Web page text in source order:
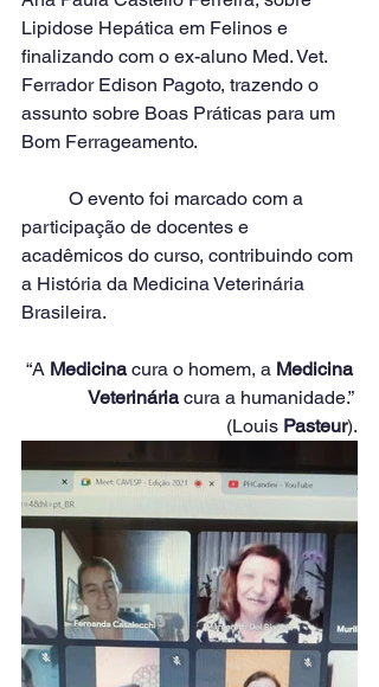
Lipidose Hepática em Felinos e
finalizando com o ex-aluno Med. Vet.
Ferrador Edison Pagoto, trazendo o
assunto sobre Boas Práticas para um
Bom Ferrageamento.
participação de docentes e
acadêmicos do curso, contribuindo com
a História da Medicina Veterinária
Brasileira.
“A Medicina cura o homem, a Medicina
Veterinária cura a humanidade.”
(Louis Pasteur).